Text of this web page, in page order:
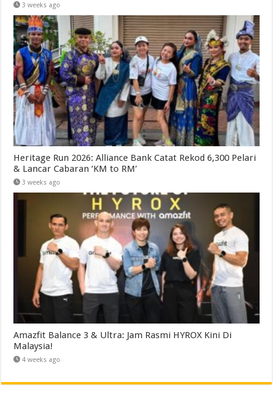
3 weeks ago
Heritage Run 2026: Alliance Bank Catat Rekod 6,300 Pelari
& Lancar Cabaran ‘KM to RM’
3 weeks ago
Amazfit Balance 3 & Ultra: Jam Rasmi HYROX Kini Di
Malaysia!
4 weeks ago